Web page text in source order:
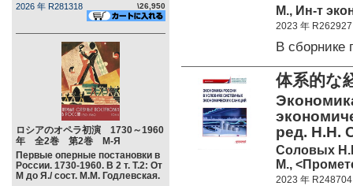
2026 年 R281318
\26,950
ロシアのオペラ初演 1730～1960
年 全2巻 第2巻 М-Я
Первые оперные постановки в
России. 1730-1960. В 2 т. Т.2: От
М до Я./ сост. М.М. Годлевская.
М., Ин-т
2023 年 R262927
В сборнике
体系的な
ред. Н.Н.
Соловых
М.,
2023 年 R248704